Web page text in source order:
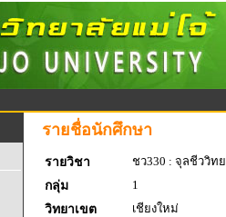
รายชื่อนักศึกษา
รายวิชา
ชว330 : จุลชีววิท
กลุ่ม
1
วิทยาเขต
เชียงใหม่